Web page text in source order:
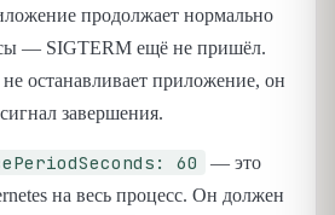
продолжает нормально
— SIGTERM ещё не пришёл.
не останавливает приложение, он
завершения.
60
— это
на весь процесс. Он должен